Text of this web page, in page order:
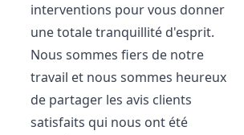
interventions pour vous donner
une totale tranquillité d'esprit.
Nous sommes fiers de notre
travail et nous sommes heureux
de partager les avis clients
satisfaits qui nous ont été